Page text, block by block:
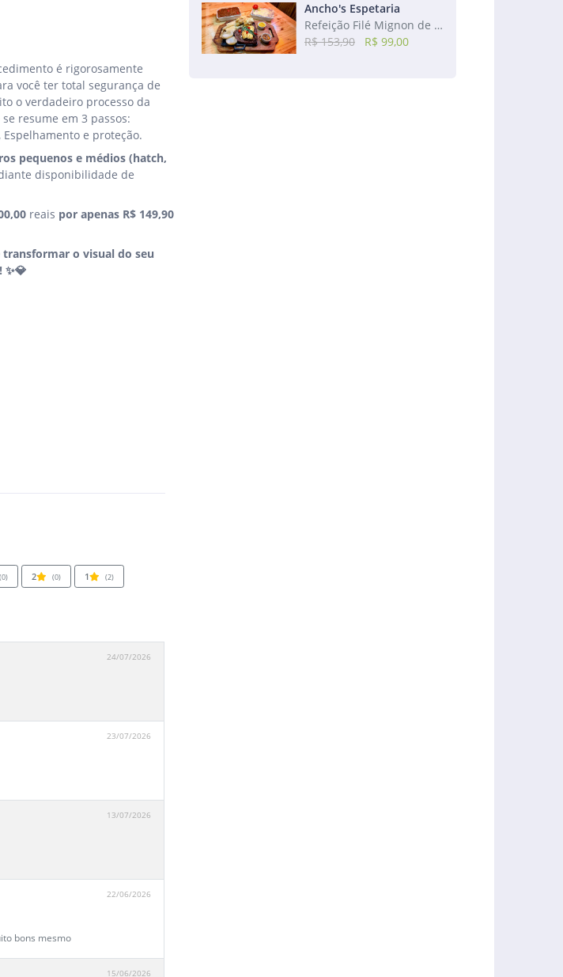
é rigorosamente
você ter total segurança de
o verdadeiro processo da
resume em 3 passos:
Espelhamento e proteção.
pequenos e médios (hatch,
disponibilidade de
reais por apenas R$ 149,90
transformar o visual do seu
(0) 2 (0) 1 (2)
24/07/2026
23/07/2026
13/07/2026
22/06/2026
bons mesmo
15/06/2026
Ancho's Espetaria
Refeição Filé Mignon de Sol na Manteiga + Acompanhamentos
R$ 153,90
R$ 99,00